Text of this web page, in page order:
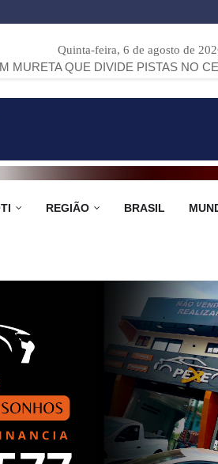
Quinta-feira, 6 de agosto de
DIVIDE PISTAS NO CENTRO DE
REGIÃO BRASIL